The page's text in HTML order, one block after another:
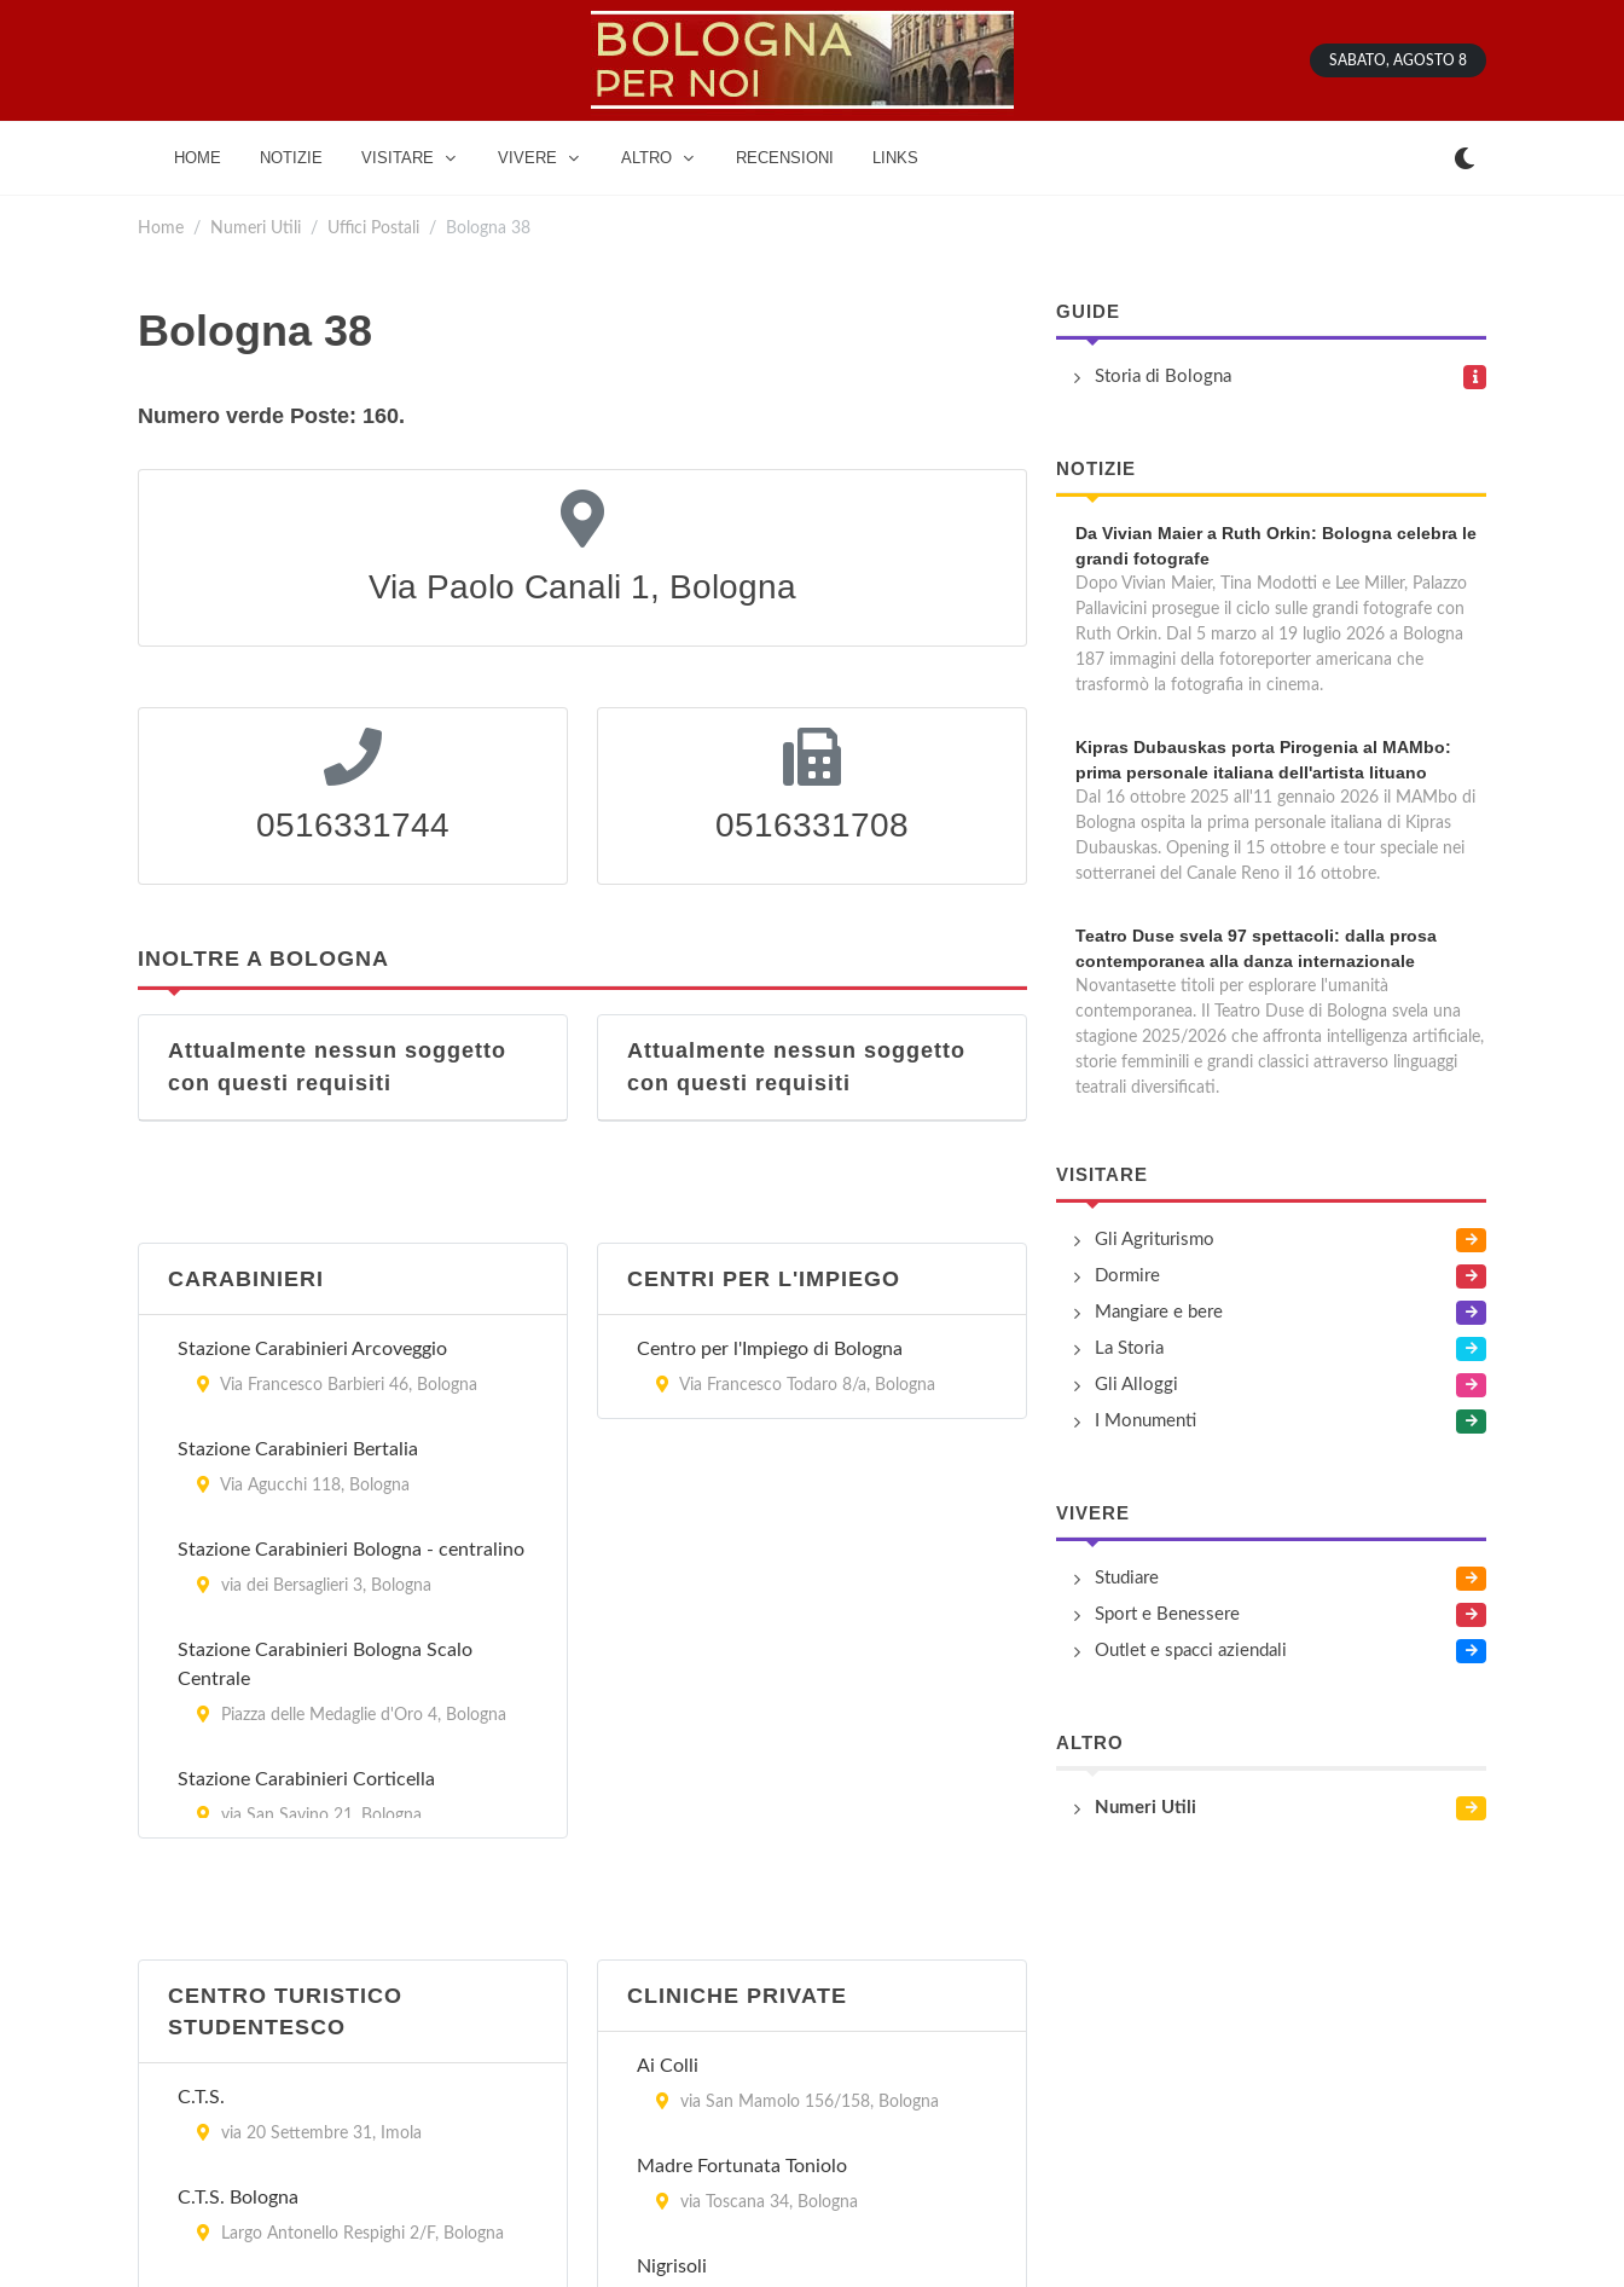
SABATO, AGOSTO 8
HOME NOTIZIE VISITARE VIVERE ALTRO RECENSIONI LINKS
Home Numeri Utili Uffici Postali Bologna 38
Bologna 38
Numero verde Poste: 160.
Via Paolo Canali 1, Bologna
0516331744 0516331708
INOLTRE A BOLOGNA
Attualmente nessun soggetto
con questi requisiti
Attualmente nessun soggetto
con questi requisiti
CARABINIERI
Stazione Carabinieri Arcoveggio
Via Francesco Barbieri 46, Bologna
Stazione Carabinieri Bertalia
Via Agucchi 118, Bologna
Stazione Carabinieri Bologna - centralino
via dei Bersaglieri 3, Bologna
Stazione Carabinieri Bologna Scalo
Centrale
Piazza delle Medaglie d'Oro 4, Bologna
Stazione Carabinieri Corticella
via San Savino 21, Bologna
via Cipriani 25, Bologna
CENTRI PER L'IMPIEGO
Centro per l'Impiego di Bologna
Via Francesco Todaro 8/a, Bologna
CENTRO TURISTICO
STUDENTESCO
C.T.S.
via 20 Settembre 31, Imola
C.T.S. Bologna
Largo Antonello Respighi 2/F, Bologna
CLINICHE PRIVATE
Ai Colli
via San Mamolo 156/158, Bologna
Madre Fortunata Toniolo
via Toscana 34, Bologna
Nigrisoli
GUIDE
Storia di Bologna
NOTIZIE
Da Vivian Maier a Ruth Orkin: Bologna celebra le
grandi fotografe
Dopo Vivian Maier, Tina Modotti e Lee Miller, Palazzo
Pallavicini prosegue il ciclo sulle grandi fotografe con
Ruth Orkin. Dal 5 marzo al 19 luglio 2026 a Bologna
187 immagini della fotoreporter americana che
trasformò la fotografia in cinema.
Kipras Dubauskas porta Pirogenia al MAMbo:
prima personale italiana dell'artista lituano
Dal 16 ottobre 2025 all'11 gennaio 2026 il MAMbo di
Bologna ospita la prima personale italiana di Kipras
Dubauskas. Opening il 15 ottobre e tour speciale nei
sotterranei del Canale Reno il 16 ottobre.
Teatro Duse svela 97 spettacoli: dalla prosa
contemporanea alla danza internazionale
Novantasette titoli per esplorare l'umanità
contemporanea. Il Teatro Duse di Bologna svela una
stagione 2025/2026 che affronta intelligenza artificiale,
storie femminili e grandi classici attraverso linguaggi
teatrali diversificati.
VISITARE
Gli Agriturismo
Dormire
Mangiare e bere
La Storia
Gli Alloggi
I Monumenti
VIVERE
Studiare
Sport e Benessere
Outlet e spacci aziendali
ALTRO
Numeri Utili